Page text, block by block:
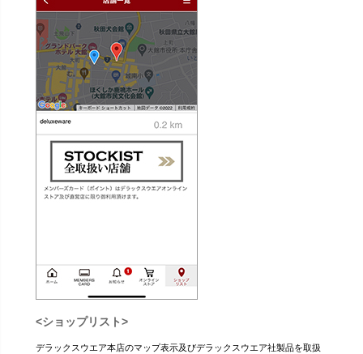
<ショップリスト>
デラックスウエア本店のマップ表示及びデラックスウエア社製品を取扱